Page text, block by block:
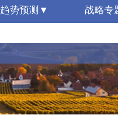
趋势预测 战略专